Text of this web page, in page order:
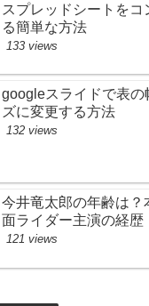
スプレッドシートをコ
る簡単な方法
133 views
googleスライドで表の
ズに変更する方法
132 views
今井竜太郎の年齢は？
面ライダー主演の経歴
121 views